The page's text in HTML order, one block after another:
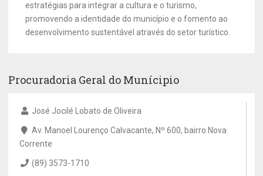
estratégias para integrar a cultura e o turismo,
promovendo a identidade do município e o fomento ao
desenvolvimento sustentável através do setor turístico.
Procuradoria Geral do Munícipio
José Jocilé Lobato de Oliveira
Av. Manoel Lourenço Calvacante, Nº 600, bairro Nova
Corrente
(89) 3573-1710